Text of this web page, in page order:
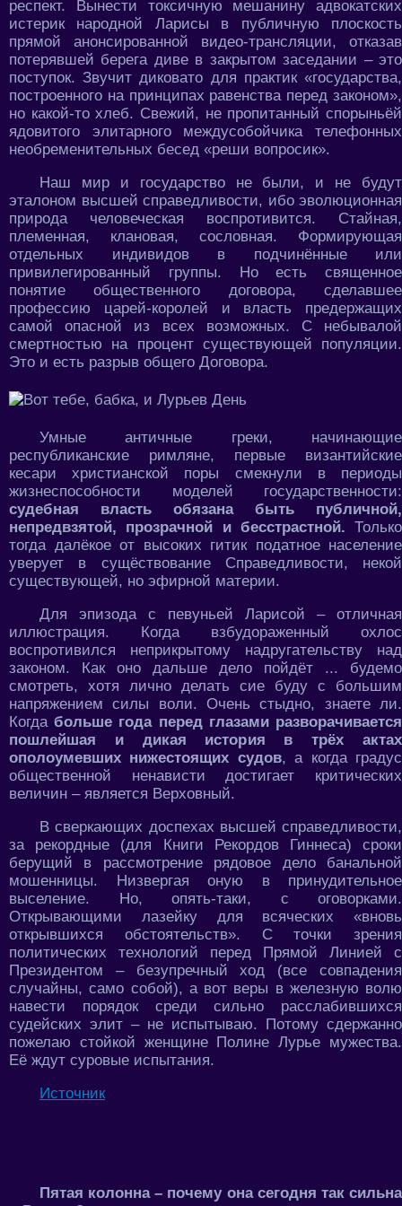
респект. Вынести токсичную мешанину адвокатских
истерик народной Ларисы в публичную плоскость
прямой анонсированной видео-трансляции, отказав
потерявшей берега диве в закрытом заседании – это
поступок. Звучит диковато для практик «государства,
построенного на принципах равенства перед законом»,
но какой-то хлеб. Свежий, не пропитанный спорыньёй
ядовитого элитарного междусобойчика телефонных
необременительных бесед «реши вопросик».
Наш мир и государство не были, и не будут
эталоном высшей справедливости, ибо эволюционная
природа человеческая воспротивится. Стайная,
племенная, клановая, сословная. Формирующая
отдельных индивидов в подчинённые или
привилегированный группы. Но есть священное
понятие общественного договора, сделавшее
профессию царей-королей и власть предержащих
самой опасной из всех возможных. С небывалой
смертностью на процент существующей популяции.
Это и есть разрыв общего Договора.
Умные античные греки, начинающие
республиканские римляне, первые византийские
кесари христианской поры смекнули в периоды
жизнеспособности моделей государственности:
судебная власть обязана быть публичной,
непредвзятой, прозрачной и бесстрастной. Только
тогда далёкое от высоких гитик податное население
уверует в сущёствование Справедливости, некой
существующей, но эфирной материи.
Для эпизода с певуньей Ларисой – отличная
иллюстрация. Когда взбудораженный охлос
воспротивился неприкрытому надругательству над
законом. Как оно дальше дело пойдёт ... будемо
смотреть, хотя лично делать сие буду с большим
напряжением силы воли. Очень стыдно, знаете ли.
Когдабольше года перед глазами разворачивается
пошлейшая и дикая история в трёх актах
ополоумевших нижестоящих судов, а когда градус
общественной ненависти достигает критических
величин – является Верховный.
В сверкающих доспехах высшей справедливости,
за рекордные (для Книги Рекордов Гиннеса) сроки
берущий в рассмотрение рядовое дело банальной
мошенницы. Низвергая оную в принудительное
выселение. Но, опять-таки, с оговорками.
Открывающими лазейку для всяческих «вновь
открывшихся обстоятельств». С точки зрения
политических технологий перед Прямой Линией с
Президентом – безупречный ход (все совпадения
случайны, само собой), а вот веры в железную волю
навести порядок среди сильно расслабившихся
судейских элит – не испытываю. Потому сдержанно
пожелаю стойкой женщине Полине Лурье мужества.
Её ждут суровые испытания.
Источник
Пятая колонна – почему она сегодня так сильна